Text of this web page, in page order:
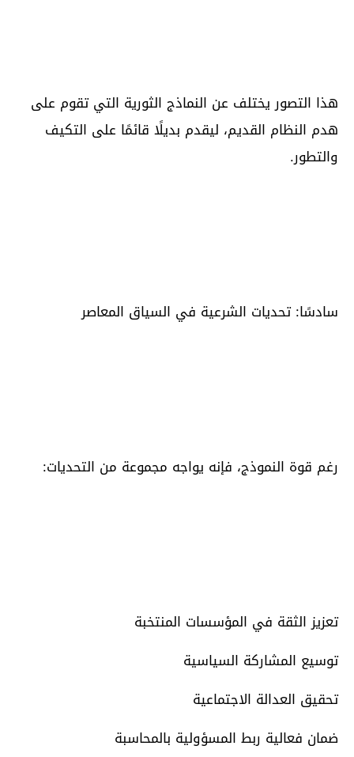
هذا التصور يختلف عن النماذج الثورية التي تقوم على
هدم النظام القديم، ليقدم بديلًا قائمًا على التكيف
والتطور.
سادسًا: تحديات الشرعية في السياق المعاصر
رغم قوة النموذج، فإنه يواجه مجموعة من التحديات:
تعزيز الثقة في المؤسسات المنتخبة
توسيع المشاركة السياسية
تحقيق العدالة الاجتماعية
ضمان فعالية ربط المسؤولية بالمحاسبة